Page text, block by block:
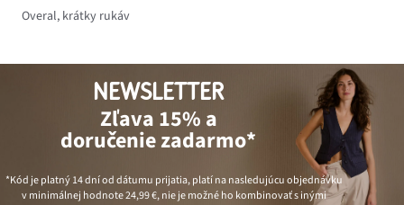
Overal, krátky rukáv
NEWSLETTER
Zľava 15% a
doručenie zadarmo*
*Kód je platný 14 dní od dátumu prijatia, platí na nasledujúcu objednávku
v minimálnej hodnote24,99 €, nie je možné ho kombinovať s inými